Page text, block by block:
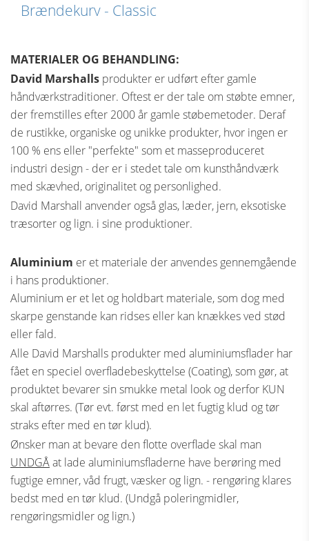
Brændekurv - Classic
MATERIALER OG BEHANDLING:
David Marshalls produkter er udført efter gamle
håndværkstraditioner. Oftest er der tale om støbte emner,
der fremstilles efter 2000 år gamle støbemetoder. Deraf
de rustikke, organiske og unikke produkter, hvor ingen er
100 % ens eller "perfekte" som et masseproduceret
industri design - der er i stedet tale om kunsthåndværk
med skævhed, originalitet og personlighed.
David Marshall anvender også glas, læder, jern, eksotiske
træsorter og lign. i sine produktioner.
Aluminium er et materiale der anvendes gennemgående
i hans produktioner.
Aluminium er et let og holdbart materiale, som dog med
skarpe genstande kan ridses eller kan knækkes ved stød
eller fald.
Alle David Marshalls produkter med aluminiumsflader har
fået en speciel overfladebeskyttelse (Coating), som gør, at
produktet bevarer sin smukke metal look og derfor KUN
skal aftørres. (Tør evt. først med en let fugtig klud og tør
straks efter med en tør klud).
Ønsker man at bevare den flotte overflade skal man
UNDGÅat lade aluminiumsfladerne have berøring med
fugtige emner, våd frugt, væsker og lign. - rengøring klares
bedst med en tør klud. (Undgå poleringmidler,
rengøringsmidler og lign.)